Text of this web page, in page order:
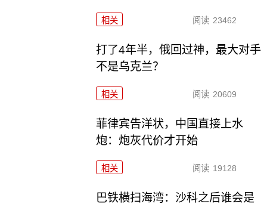
相关 阅读 23462
打了4年半，俄回过神，最大对手
不是乌克兰？
相关 阅读 20609
菲律宾告洋状，中国直接上水
炮：炮灰代价才开始
相关 阅读 19128
巴铁横扫海湾：沙科之后谁会是